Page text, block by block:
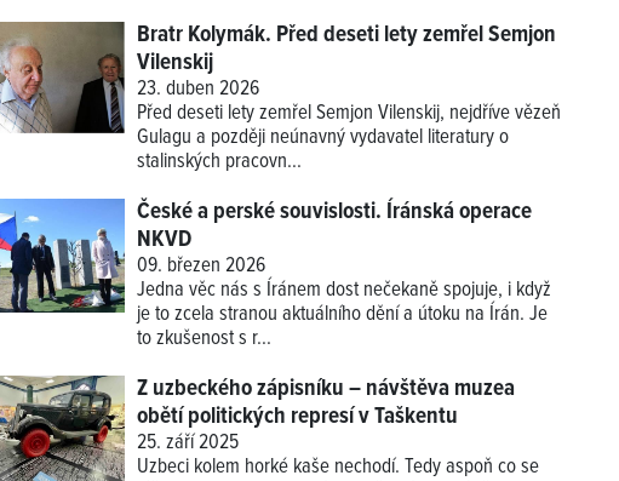
Bratr Kolymák. Před deseti lety zemřel Semjon
Vilenskij
23. duben 2026
Před deseti lety zemřel Semjon Vilenskij, nejdříve vězeň
Gulagu a později neúnavný vydavatel literatury o
stalinských pracovn...
České a perské souvislosti. Íránská operace
NKVD
09. březen 2026
Jedna věc nás s Íránem dost nečekaně spojuje, i když
je to zcela stranou aktuálního dění a útoku na Írán. Je
to zkušenost s r...
Z uzbeckého zápisníku – návštěva muzea
obětí politických represí v Taškentu
25. září 2025
Uzbeci kolem horké kaše nechodí. Tedy aspoň co se